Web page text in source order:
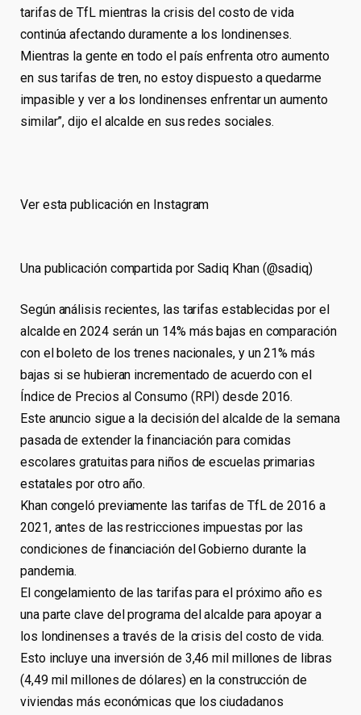
tarifas de TfL mientras la crisis del costo de vida
continúa afectando duramente a los londinenses.
Mientras la gente en todo el país enfrenta otro aumento
en sus tarifas de tren, no estoy dispuesto a quedarme
impasible y ver a los londinenses enfrentar un aumento
similar”, dijo el alcalde en sus redes sociales.
Ver esta publicación en Instagram
Una publicación compartida por Sadiq Khan (@sadiq)
Según análisis recientes, las tarifas establecidas por el
alcalde en 2024 serán un 14% más bajas en comparación
con el boleto de los trenes nacionales, y un 21% más
bajas si se hubieran incrementado de acuerdo con el
Índice de Precios al Consumo (RPI) desde 2016.
Este anuncio sigue a la decisión del alcalde de la semana
pasada de extender la financiación para comidas
escolares gratuitas para niños de escuelas primarias
estatales por otro año.
Khan congeló previamente las tarifas de TfL de 2016 a
2021, antes de las restricciones impuestas por las
condiciones de financiación del Gobierno durante la
pandemia.
El congelamiento de las tarifas para el próximo año es
una parte clave del programa del alcalde para apoyar a
los londinenses a través de la crisis del costo de vida.
Esto incluye una inversión de 3,46 mil millones de libras
(4,49 mil millones de dólares) en la construcción de
viviendas más económicas que los ciudadanos